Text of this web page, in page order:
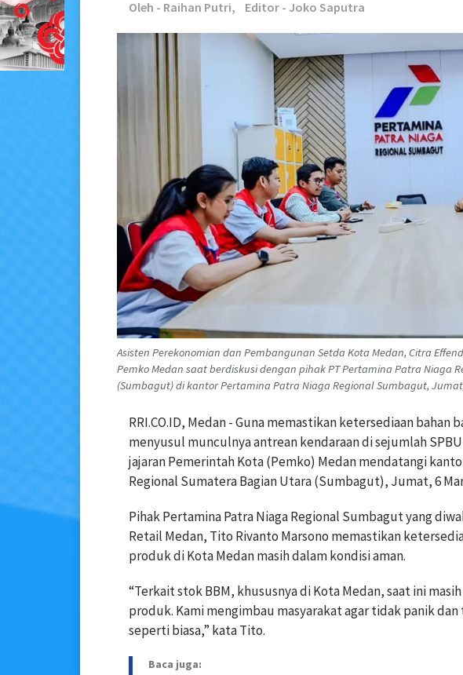
Oleh - Raihan Putri,
Editor - Joko Saputra
Asisten Perekonomian dan Pembangunan Setda Kota Medan, Citra
Pemko Medan saat berdiskusi dengan pihak PT Pertamina Patra Niaga
(Sumbagut) di kantor Pertamina Patra Niaga Regional Sumbagut,
RRI.CO.ID, Medan - Guna memastikan ketersediaan bahan
menyusul munculnya antrean kendaraan di sejumlah
jajaran Pemerintah Kota (Pemko) Medan mendatangi
Regional Sumatera Bagian Utara (Sumbagut), Jumat, 6
Pihak Pertamina Patra Niaga Regional Sumbagut yang
Retail Medan, Tito Rivanto Marsono memastikan
produk di Kota Medan masih dalam kondisi aman.
“Terkait stok BBM, khususnya di Kota Medan, saat ini
produk. Kami mengimbau masyarakat agar tidak panik
seperti biasa,” kata Tito.
Baca juga: